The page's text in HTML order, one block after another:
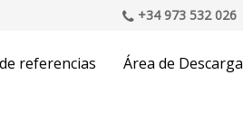
+34 973 532 026
referencias Área de Descarga